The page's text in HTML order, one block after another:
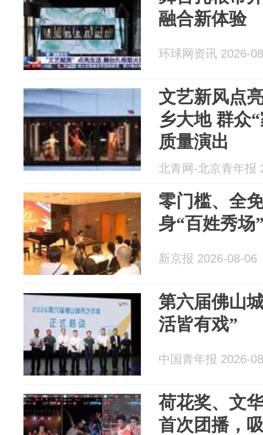
融合新体验
环球网资讯 2026-
文艺新风点
乡大地 群众
质量演出
北青网-北京青年报
零门槛、全
身“百姓秀场
新京报 2026-08-06
第六届佛山
活皆有戏”
中国青年报 2026-
荷花奖、文
首次团播，